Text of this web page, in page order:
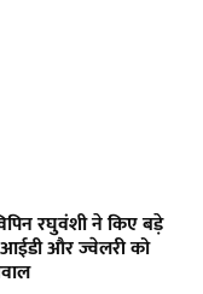
रघुवंशी ने किए बड़े
और ज्वेलरी को